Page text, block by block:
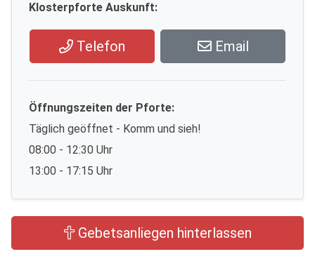
Klosterpforte Auskunft:
Telefon Email
Öffnungszeiten der Pforte:
Täglich geöffnet - Komm und sieh!
08:00 - 12:30 Uhr
13:00 - 17:15 Uhr
Gebetsanliegen hinterlassen